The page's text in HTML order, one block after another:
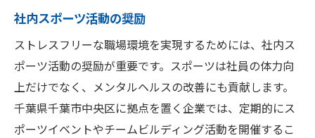
社内スポーツ活動の奨励
ストレスフリーな職場環境を実現するためには、社内ス
ポーツ活動の奨励が重要です。スポーツは社員の体力向
上だけでなく、メンタルヘルスの改善にも貢献します。
千葉県千葉市中央区に拠点を置く企業では、定期的にス
ポーツイベントやチームビルディング活動を開催するこ